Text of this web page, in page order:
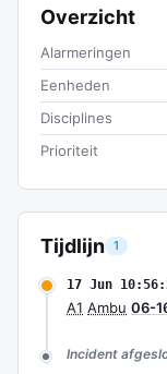
Tijdlijn 1
17 Jun
A1 Ambu 06-
Incident
Overzicht
Alarmeringen
Eenheden
Disciplines
Prioriteit